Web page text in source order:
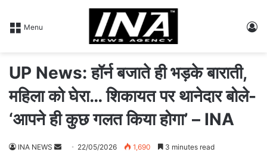
Menu
UP News: हॉर्न बजाते ही भड़के बाराती,
महिला को घेरा… शिकायत पर थानेदार बोले-
‘आपने ही कुछ गलत किया होगा’ – INA
INA NEWS 22/05/2026 1,690 3 minutes read